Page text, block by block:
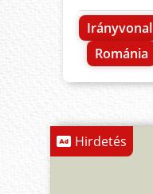
Irányvonal
Románia
Hirdetés